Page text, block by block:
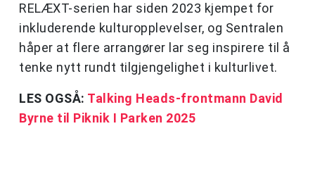
RELÆXT-serien har siden 2023 kjempet for
inkluderende kulturopplevelser, og Sentralen
håper at flere arrangører lar seg inspirere til å
tenke nytt rundt tilgjengelighet i kulturlivet.
LES OGSÅ: Talking Heads-frontmann David
Byrne til Piknik I Parken 2025